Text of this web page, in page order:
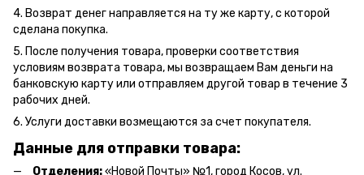
4. Возврат денег направляется на ту же карту, с которой
сделана покупка.
5. После получения товара, проверки соответствия
условиям возврата товара, мы возвращаем Вам деньги на
банковскую карту или отправляем другой товар в течение 3
рабочих дней.
6. Услуги доставки возмещаются за счет покупателя.
Данные для отправки товара:
Отделения:«Новой Почты» №1, город Косов,ул.